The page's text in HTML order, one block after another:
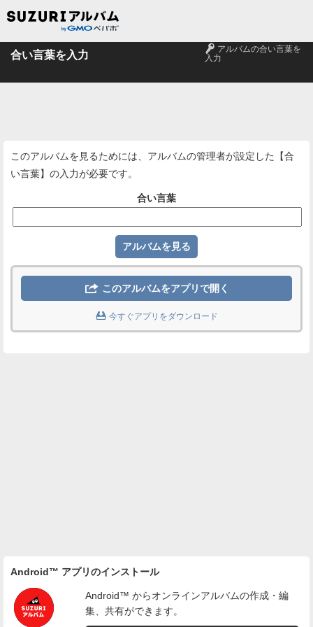
合い言葉を入力 🔑 アルバムの合い言葉を
入力
このアルバムを見るためには、アルバムの管理者が設定した【合
い言葉】の入力が必要です。
合い言葉
 このアルバムをアプリで開く
 今すぐアプリをダウンロード
Android™ アプリのインストール
Android™ からオンラインアルバムの作成・編
集、共有ができます。